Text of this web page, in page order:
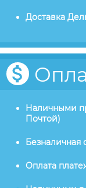
Доставка
Наличными
Почтой)
Безналичная
Оплата